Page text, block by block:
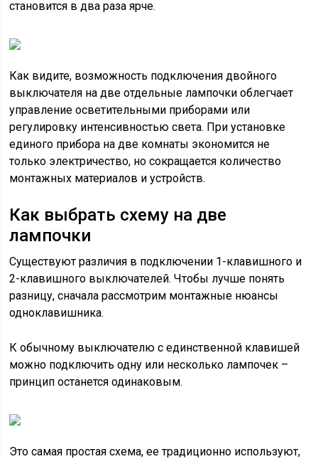
становится в два раза ярче.
Как видите, возможность подключения двойного
выключателя на две отдельные лампочки облегчает
управление осветительными приборами или
регулировку интенсивностью света. При установке
единого прибора на две комнаты экономится не
только электричество, но сокращается количество
монтажных материалов и устройств.
Как выбрать схему на две
лампочки
Существуют различия в подключении 1-клавишного и
2-клавишного выключателей. Чтобы лучше понять
разницу, сначала рассмотрим монтажные нюансы
одноклавишника.
К обычному выключателю с единственной клавишей
можно подключить одну или несколько лампочек –
принцип останется одинаковым.
Это самая простая схема, ее традиционно используют,